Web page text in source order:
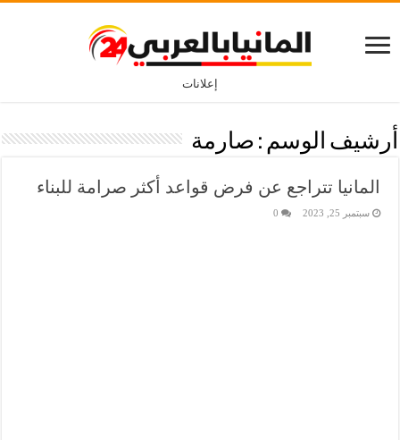
إعلانات
أرشيف الوسم : صارمة
المانيا تتراجع عن فرض قواعد أكثر صرامة للبناء
سبتمبر 25, 2023 0